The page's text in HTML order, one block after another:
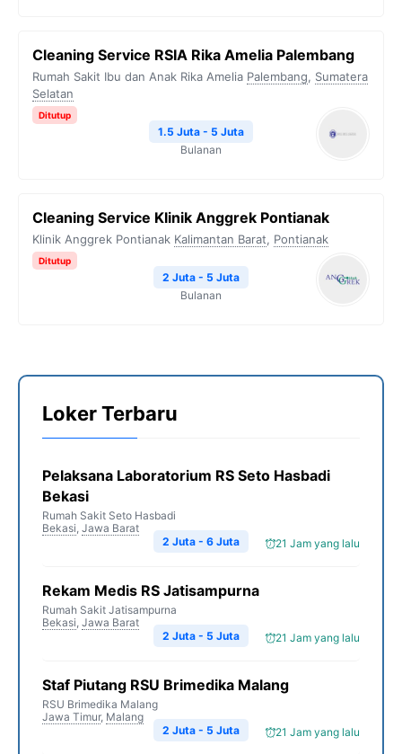
Cleaning Service RSIA Rika Amelia Palembang
Rumah Sakit Ibu dan Anak Rika Amelia Palembang, Sumatera
Selatan
Ditutup
1.5 Juta - 5 Juta
Bulanan
Cleaning Service Klinik Anggrek Pontianak
Klinik Anggrek Pontianak Kalimantan Barat, Pontianak
Ditutup
2 Juta - 5 Juta
Bulanan
Loker Terbaru
Pelaksana Laboratorium RS Seto Hasbadi
Bekasi
Rumah Sakit Seto Hasbadi
Bekasi, Jawa Barat
21 Jam yang lalu
2 Juta - 6 Juta
Rekam Medis RS Jatisampurna
Rumah Sakit Jatisampurna
Bekasi, Jawa Barat
21 Jam yang lalu
2 Juta - 5 Juta
Staf Piutang RSU Brimedika Malang
RSU Brimedika Malang
Jawa Timur, Malang
21 Jam yang lalu
2 Juta - 5 Juta